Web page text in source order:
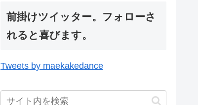
前掛けツイッター。フォローさ
れると喜びます。
Tweets by maekakedance